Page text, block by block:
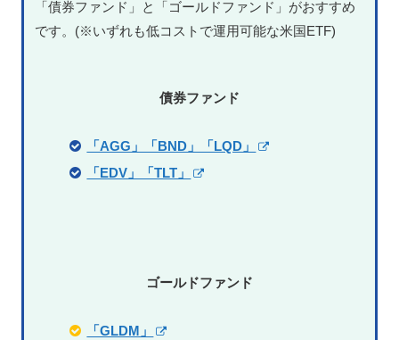
「債券ファンド」と「ゴールドファンド」がおすすめ
です。(※いずれも低コストで運用可能な米国ETF)
債券ファンド
「AGG」「BND」「LQD」
「EDV」「TLT」
ゴールドファンド
「GLDM」